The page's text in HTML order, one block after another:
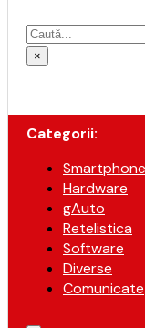
Caută
×
Categorii:
Smartphone
Hardware
gAuto
Retelistica
Software
Diverse
Comunicate